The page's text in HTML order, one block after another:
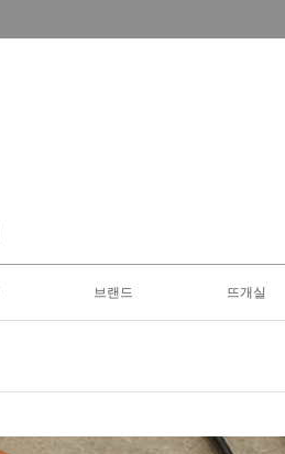
브랜드 뜨개실